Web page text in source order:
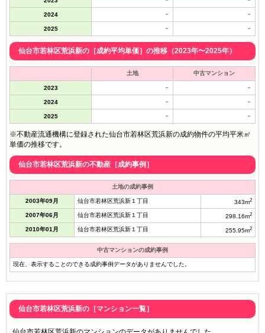
2024 － －
2025 － －
仙台市若林区荒浜新の［成約平均単価］の推移（2023年〜2025年）
土地 中古マンション
2023 － －
2024 － －
2025 － －
※不動産流通機構に登録された仙台市若林区荒浜新の成約物件の平均平米㎡
単価の推移です。
仙台市若林区荒浜新の不動産［成約事例］
土地の成約事例
2003年09月 仙台市若林区荒浜新１丁目 343m2
2007年06月 仙台市若林区荒浜新１丁目 298.16m2
2010年01月 仙台市若林区荒浜新１丁目 255.95m2
中古マンションの成約事例
現在、表示することのできる成約事例データがありませんでした。
仙台市若林区荒浜新の［マンション一覧］